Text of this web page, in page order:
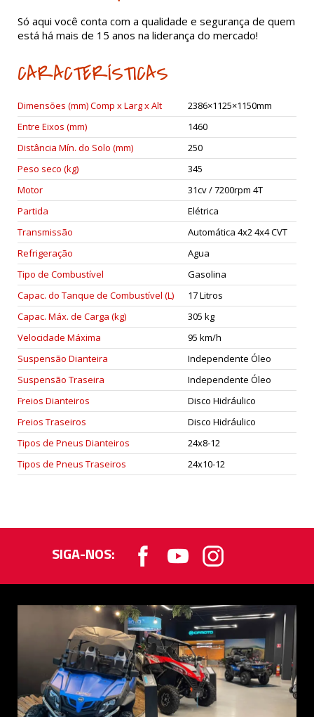
Só aqui você conta com a qualidade e segurança de quem
está há mais de 15 anos na liderança do mercado!
CARACTERÍSTICAS
Dimensões (mm) Comp x Larg x Alt
2386×1125×1150mm
Entre Eixos (mm)
1460
Distância Mín. do Solo (mm)
250
Peso seco (kg)
345
Motor
31cv / 7200rpm 4T
Partida
Elétrica
Transmissão
Automática 4x2 4x4 CVT
Refrigeração
Agua
Tipo de Combustível
Gasolina
Capac. do Tanque de Combustível (L)
17 Litros
Capac. Máx. de Carga (kg)
305 kg
Velocidade Máxima
95 km/h
Suspensão Dianteira
Independente Óleo
Suspensão Traseira
Independente Óleo
Freios Dianteiros
Disco Hidráulico
Freios Traseiros
Disco Hidráulico
Tipos de Pneus Dianteiros
24x8-12
Tipos de Pneus Traseiros
24x10-12
SIGA-NOS: